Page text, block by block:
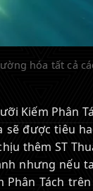
hóa tất cả
Kiếm Phân
được tiêu
thêm ST
nhưng nếu
Tách